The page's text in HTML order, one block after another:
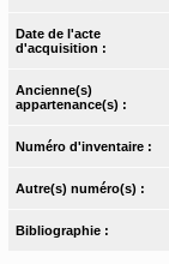
Date de l'acte
d'acquisition :
Ancienne(s)
appartenance(s) :
Numéro d'inventaire :
Autre(s) numéro(s) :
Bibliographie :